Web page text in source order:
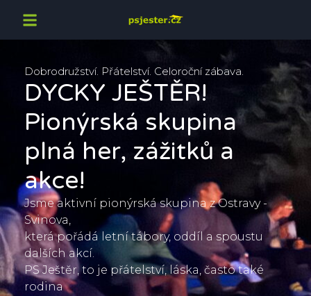
Dobrodružství. Přátelství. Celoroční zábava.
DYCKY JEŠTĚR!
Pionýrská skupina
plná her, zážitků a
akce!
Jsme aktivní pionýrská skupina z Ostravy -
Svinova,
která pořádá letní tábory, oddíl a spoustu
dalších akcí.
PS Ještěr, to je přátelství, láska, často také
rodina